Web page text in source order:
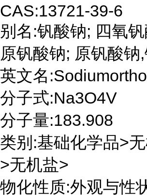
CAS:13721-39-6
别名:钒酸钠; 四氧
原钒酸钠; 原钒酸钠
英文名
分子式:Na3O4V
分子量:183.908
类别:基础化学品>
>无机盐>
物化性质:外观与性